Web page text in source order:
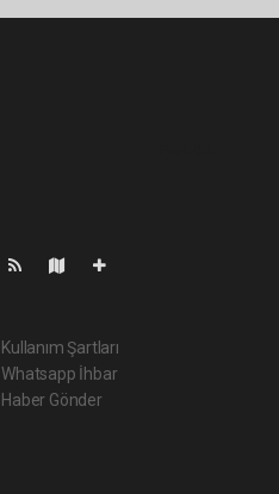
Kullanım Şartları
Whatsapp İhbar
Haber Gönder